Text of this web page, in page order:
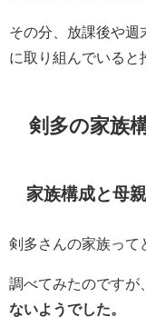
その分、放課後や週
に取り組んでいると
剣多の家族
家族構成と母
剣多さんの家族って
調べてみたのですが、
ないようでした。